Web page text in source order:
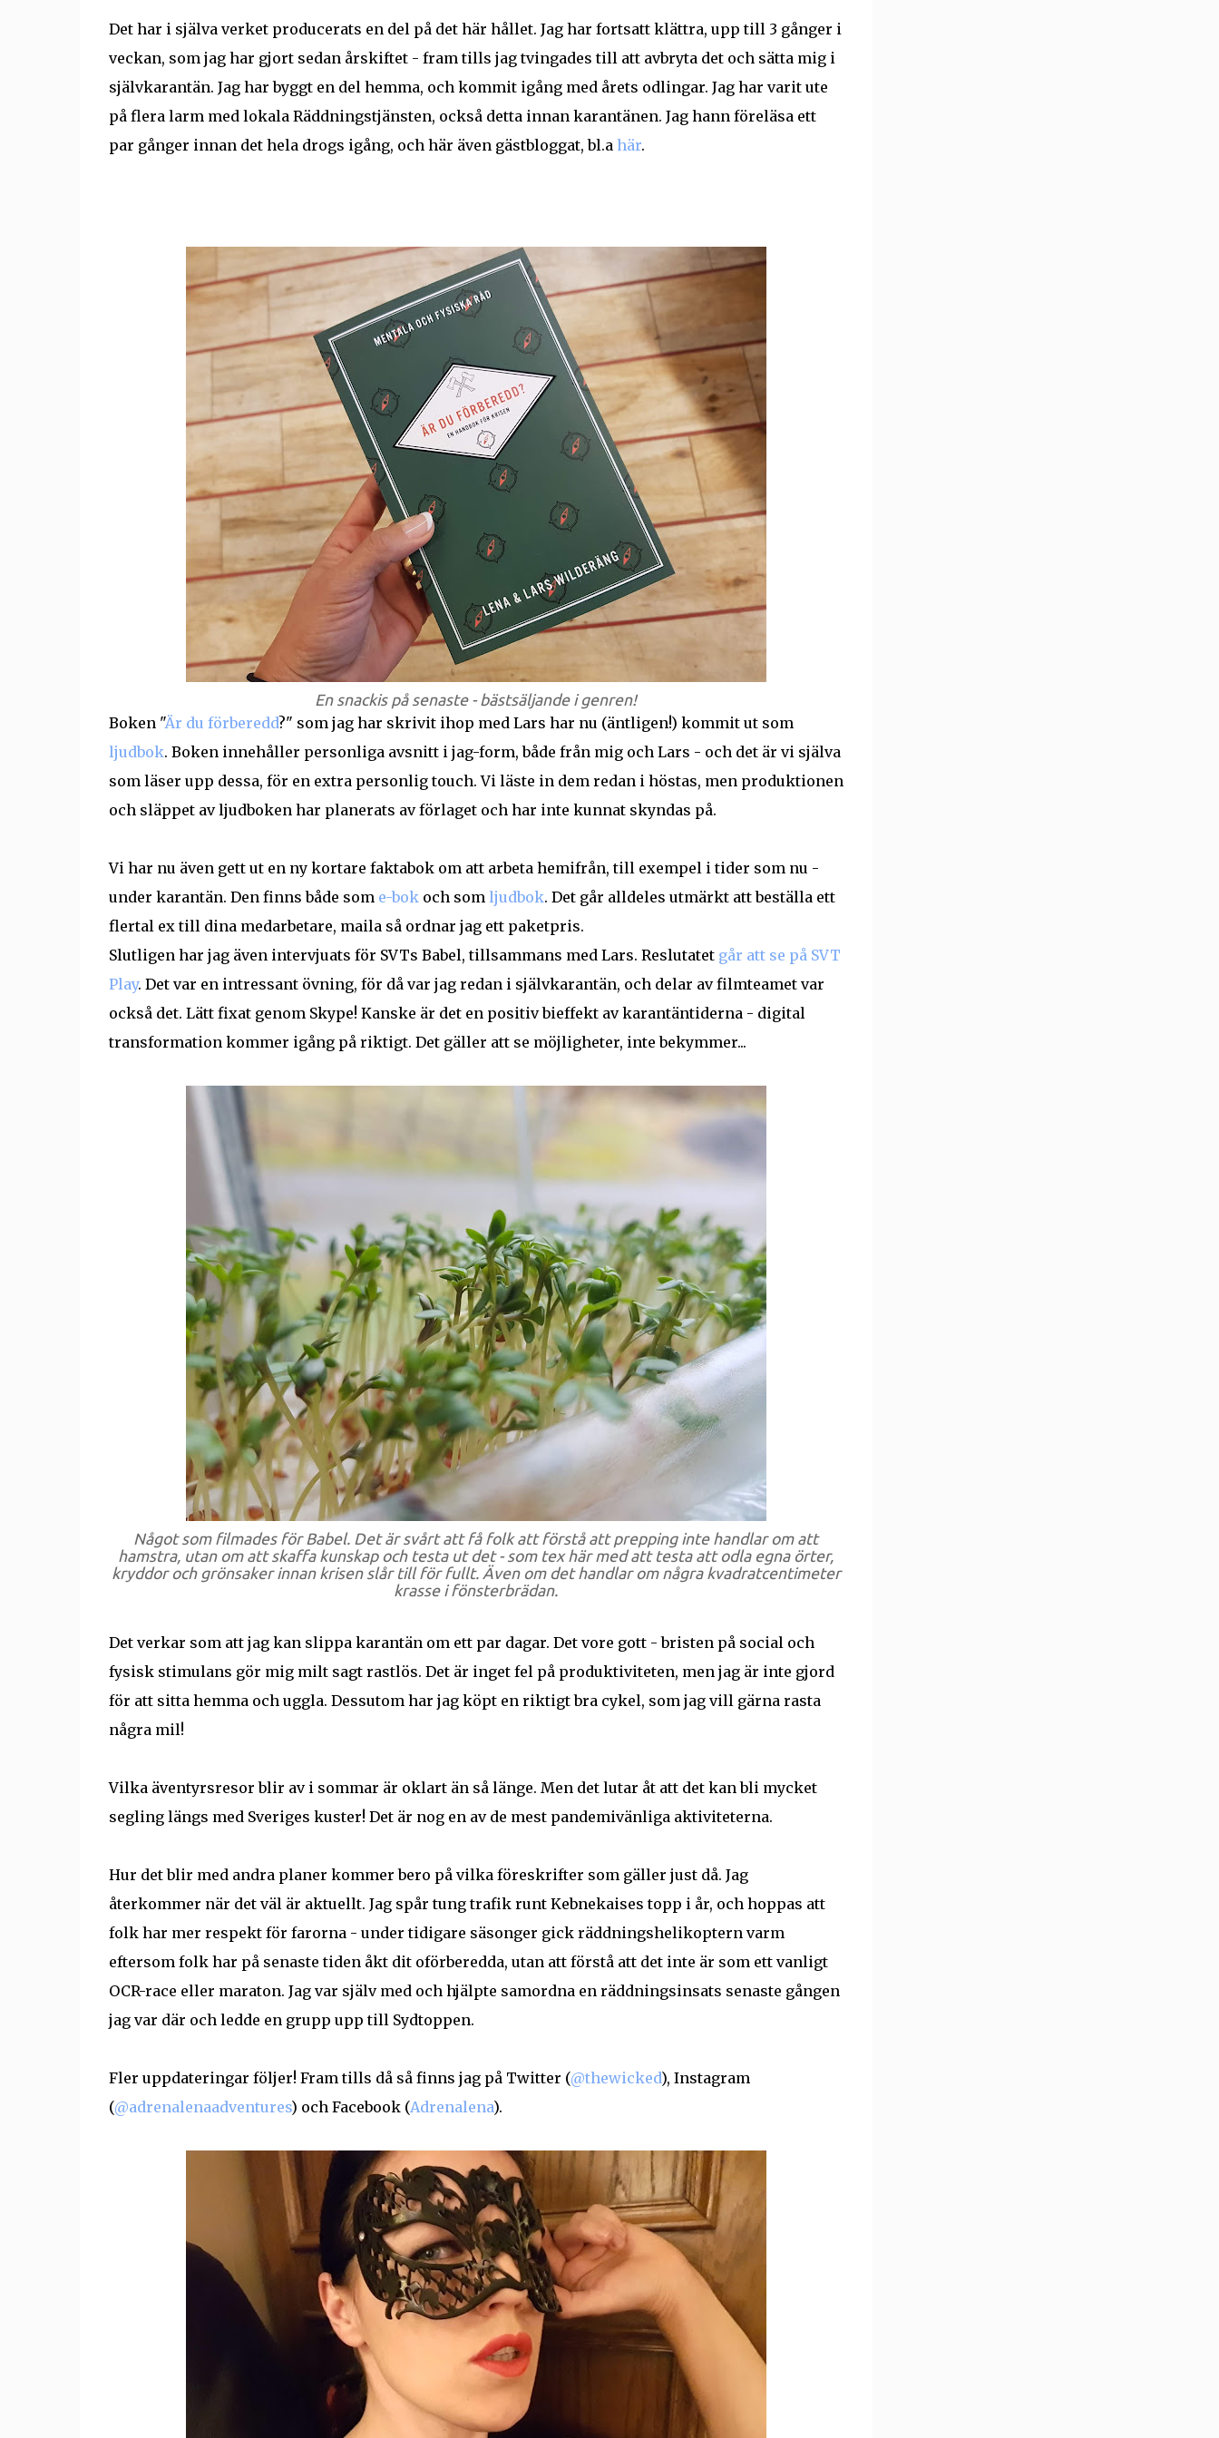
Det har i själva verket producerats en del på det här hållet. Jag har fortsatt klättra, upp till 3 gånger i
veckan, som jag har gjort sedan årskiftet - fram tills jag tvingades till att avbryta det och sätta mig i
självkarantän. Jag har byggt en del hemma, och kommit igång med årets odlingar. Jag har varit ute
på flera larm med lokala Räddningstjänsten, också detta innan karantänen. Jag hann föreläsa ett
par gånger innan det hela drogs igång, och här även gästbloggat, bl.a här.
En snackis på senaste - bästsäljande i genren!
Boken "Är du förberedd?" som jag har skrivit ihop med Lars har nu (äntligen!) kommit ut som
ljudbok. Boken innehåller personliga avsnitt i jag-form, både från mig och Lars - och det är vi själva
som läser upp dessa, för en extra personlig touch. Vi läste in dem redan i höstas, men produktionen
och släppet av ljudboken har planerats av förlaget och har inte kunnat skyndas på.
Vi har nu även gett ut en ny kortare faktabok om att arbeta hemifrån, till exempel i tider som nu -
under karantän. Den finns både som e-bok och som ljudbok. Det går alldeles utmärkt att beställa ett
flertal ex till dina medarbetare, maila så ordnar jag ett paketpris.
Slutligen har jag även intervjuats för SVTs Babel, tillsammans med Lars. Reslutatet går att se på SVT
Play. Det var en intressant övning, för då var jag redan i självkarantän, och delar av filmteamet var
också det. Lätt fixat genom Skype! Kanske är det en positiv bieffekt av karantäntiderna - digital
transformation kommer igång på riktigt. Det gäller att se möjligheter, inte bekymmer...
Något som filmades för Babel. Det är svårt att få folk att förstå att prepping inte handlar om att
hamstra, utan om att skaffa kunskap och testa ut det - som tex här med att testa att odla egna örter,
kryddor och grönsaker innan krisen slår till för fullt. Även om det handlar om några kvadratcentimeter
krasse i fönsterbrädan.
Det verkar som att jag kan slippa karantän om ett par dagar. Det vore gott - bristen på social och
fysisk stimulans gör mig milt sagt rastlös. Det är inget fel på produktiviteten, men jag är inte gjord
för att sitta hemma och uggla. Dessutom har jag köpt en riktigt bra cykel, som jag vill gärna rasta
några mil!
Vilka äventyrsresor blir av i sommar är oklart än så länge. Men det lutar åt att det kan bli mycket
segling längs med Sveriges kuster! Det är nog en av de mest pandemivänliga aktiviteterna.
Hur det blir med andra planer kommer bero på vilka föreskrifter som gäller just då. Jag
återkommer när det väl är aktuellt. Jag spår tung trafik runt Kebnekaises topp i år, och hoppas att
folk har mer respekt för farorna - under tidigare säsonger gick räddningshelikoptern varm
eftersom folk har på senaste tiden åkt dit oförberedda, utan att förstå att det inte är som ett vanligt
OCR-race eller maraton. Jag var själv med och hjälpte samordna en räddningsinsats senaste gången
jag var där och ledde en grupp upp till Sydtoppen.
Fler uppdateringar följer! Fram tills då så finns jag på Twitter (@thewicked), Instagram
(@adrenalenaadventures) och Facebook (Adrenalena).